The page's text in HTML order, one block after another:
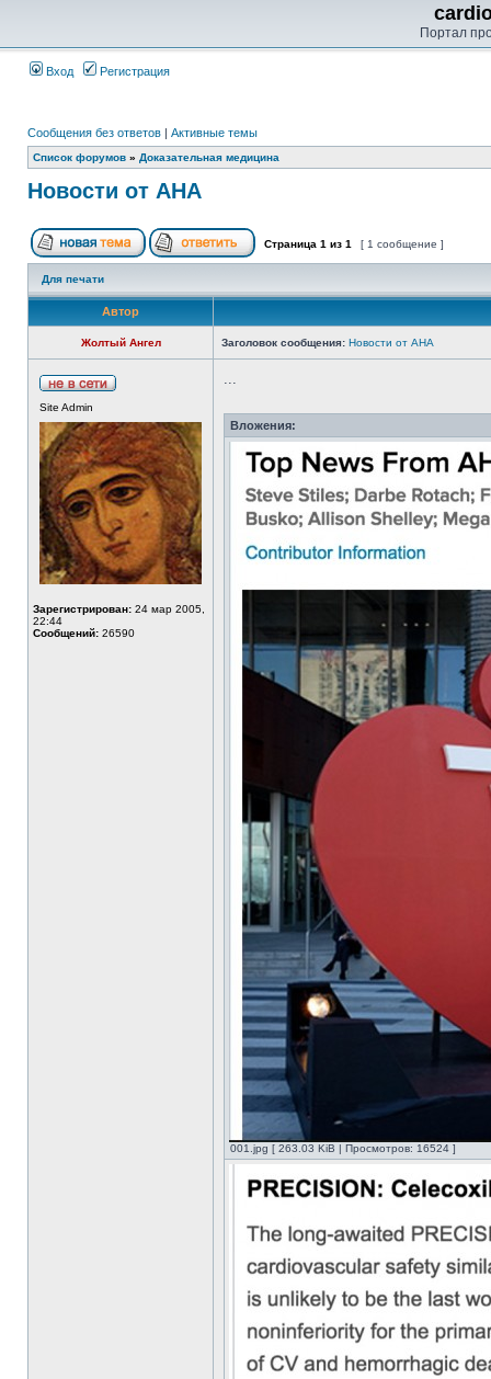
Портал
Вход Регистрация
Сообщения без ответов | Активные темы
Список форумов » Доказательная медицина
Новости от AHA
Страница 1 из 1 [ 1 сообщение ]
Для печати
Автор
Жолтый Ангел Заголовок сообщения: Новости от AHA
Site Admin
Зарегистрирован: 24 мар 2005,
22:44
Сообщений: 26590
...
Вложения:
001.jpg [ 263.03 KiB | Просмотров: 16524 ]